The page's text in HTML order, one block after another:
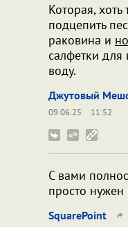
Которая,
подцепить
раковина и
салфетки для
воду.
Джутовый
09.06.25
11:52
С вами
просто нужен
SquarePoint